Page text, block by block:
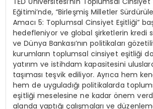
Eğitimi’nde, “Birleşmiş Milletler
Amacı 5: Toplumsal Cinsiyet Eşitliği”
hedefleniyor ve global şirketlerin kredi
ve Dünya Bankası’nın politikaları
kurumların toplumsal cinsiyet eşitliği
yatırım ve istihdam kapasitesini
taşıması teşvik ediliyor. Ayrıca hem
hem de uyguladığı politikalarda
eşitliği meselesine ne kadar önem
alanda yaptığı çalışmaları ve